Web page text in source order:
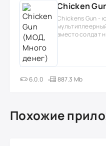
Chicken
Chickens Gun -
вместо солдат
6.0.0 887.3 Mb
Похожие